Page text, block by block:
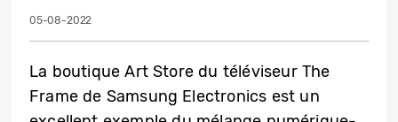
05-08-2022
La boutique Art Store du téléviseur The
Frame de Samsung Electronics est un